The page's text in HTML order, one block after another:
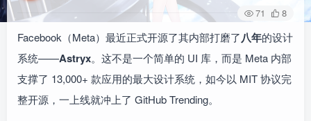
71 8
Facebook（Meta）最近正式开源了其内部打磨了八年的设计
系统——Astryx。这不是一个简单的 UI 库，而是 Meta 内部
支撑了 13,000+ 款应用的最大设计系统，如今以 MIT 协议完
整开源，一上线就冲上了 GitHub Trending。